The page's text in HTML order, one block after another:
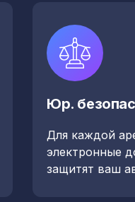
Юр.
Для каждой
электронные
защитят ваш